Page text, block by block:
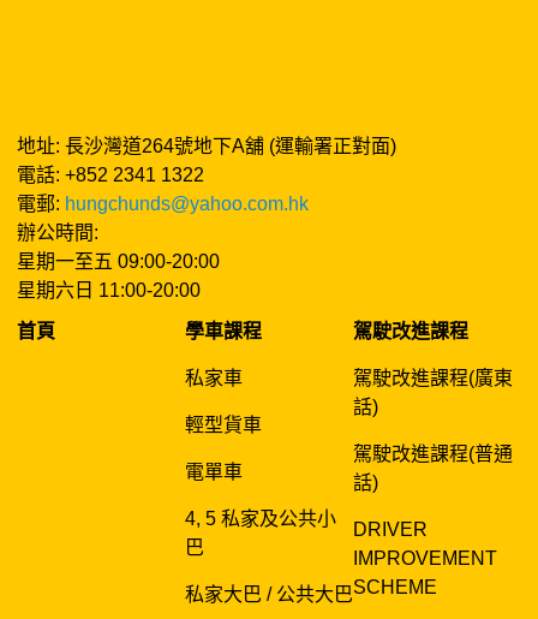
地址: 長沙灣道264號地下A舖 (運輸署正對面)
電話: +852 2341 1322
電郵: hungchunds@yahoo.com.hk
辦公時間:
星期一至五 09:00-20:00
星期六日 11:00-20:00
首頁
學車課程
私家車
輕型貨車
電單車
4, 5 私家及公共小
巴
私家大巴 / 公共大巴
駕駛改進課程
駕駛改進課程(廣東
話)
駕駛改進課程(普通
話)
DRIVER
IMPROVEMENT
SCHEME